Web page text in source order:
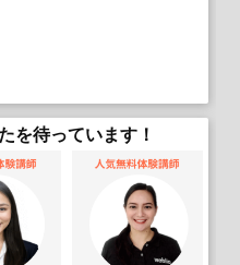
を待っています！